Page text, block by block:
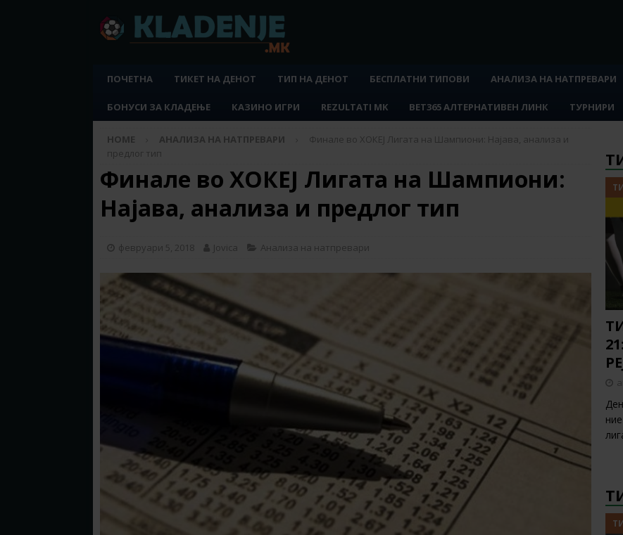
ПОЧЕТНА ТИКЕТ НА ДЕНОТ ТИП НА ДЕНОТ БЕСПЛАТНИ ТИПОВИ АНАЛИЗА НА НАТПРЕВАРИ
БОНУСИ ЗА КЛАДЕЊЕ КАЗИНО ИГРИ REZULTATI MK BET365 АЛТЕРНАТИВЕН ЛИНК ТУРНИРИ
HOME АНАЛИЗА НА НАТПРЕВАРИ
Финале во ХОКЕЈ Лигата на Шампиони: Најава, анализа и
предлог тип
Финале во ХОКЕЈ Лигата на Шампиони:
Најава, анализа и предлог тип
февруари 5, 2018 Jovica Анализа на натпревари